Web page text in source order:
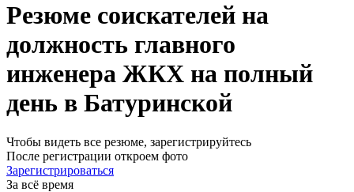
Резюме соискателей на
должность главного
инженера ЖКХ на полный
день в Батуринской
Чтобы видеть все резюме, зарегистрируйтесь
После регистрации откроем фото
Зарегистрироваться
За всё время